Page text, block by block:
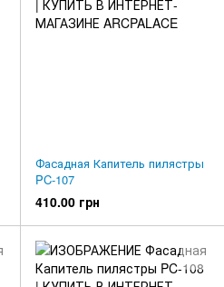
Фасадная Капитель пилястры
PC-107
410.00 грн